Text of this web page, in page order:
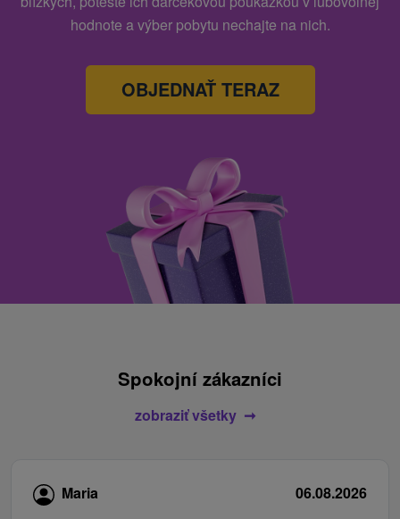
hodnote a výber pobytu nechajte na nich.
OBJEDNAŤ TERAZ
Spokojní zákazníci
zobraziť všetky
Maria
06.08.2026